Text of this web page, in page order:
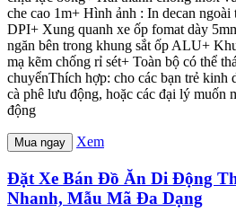
che cao 1m+ Hình ảnh : In decan
DPI+ Xung quanh xe ốp fomat dày
ngăn bên trong khung sắt ốp ALU+
mạ kẽm chống rỉ sét+ Toàn bộ có thể
chuyểnThích hợp: cho các bạn trẻ kinh
cà phê lưu động, hoặc các đại lý muốn
động
Mua ngay Xem
Đặt Xe Bán Đồ Ăn Di Động
Nhanh, Mẫu Mã Đa Dạng